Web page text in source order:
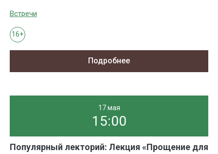
Встречи
16+
Подробнее
17 мая
15:00
Популярный лекторий: Лекция «Прощение для